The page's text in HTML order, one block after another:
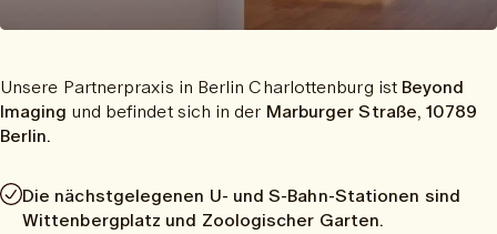
Unsere Partnerpraxis in Berlin Charlottenburg ist Beyond
Imaging und befindet sich in der Marburger Straße, 10789
Berlin.
Die nächstgelegenen U- und S-Bahn-Stationen sind
Wittenbergplatz und Zoologischer Garten.